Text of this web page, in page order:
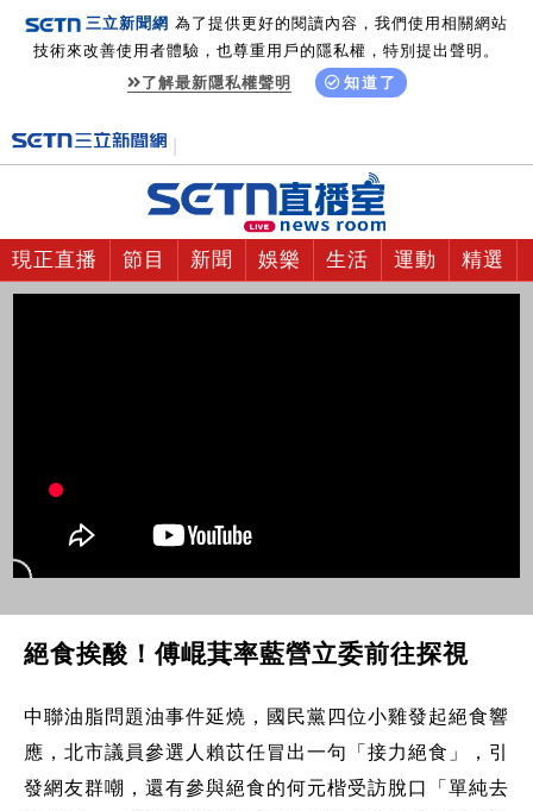
三立新聞網 為了提供更好的閱讀內容，我們使用相關網站
技術來改善使用者體驗，也尊重用戶的隱私權，特別提出聲明。
了解最新隱私權聲明
知道了
現正直播 節目 新聞 娛樂 生活 運動 精選
絕食挨酸！傅崐萁率藍營立委前往探視
中聯油脂問題油事件延燒，國民黨四位小雞發起絕食響
應，北市議員參選人賴苡任冒出一句「接力絕食」，引
發網友群嘲，還有參與絕食的何元楷受訪脫口「單純去